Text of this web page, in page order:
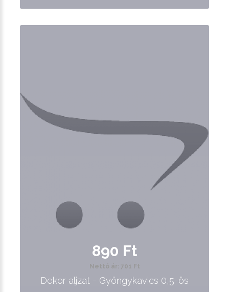
890 Ft
Nettó ár: 701 Ft
Dekor aljzat - Gyöngykavics 0,5-ös